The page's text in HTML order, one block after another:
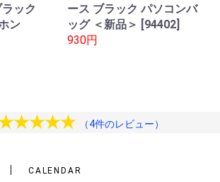
ック
ン
ース ブラック パソコンバ
ッグ ＜新品＞ [94402]
930円
（4件のレビュー）
CALENDAR